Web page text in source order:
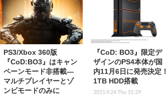
PS3/Xbox 360版
『CoD:BO3』はキャン
ペーンモード非搭載―
マルチプレイヤーとゾ
ンビモードのみに
『CoD: BO3』限定デ
ザインのPS4本体が国
内11月6日に発売決定！
1TB HDD搭載
2015.9.24 Thu 15:29